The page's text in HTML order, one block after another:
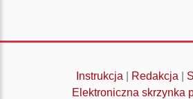
Instrukcja Redakcja
Elektroniczna skrzynka